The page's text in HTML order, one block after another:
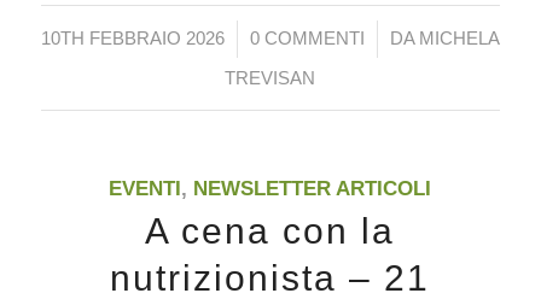
10TH FEBBRAIO 2026
/ 0 COMMENTI
/ DA MICHELA
TREVISAN
EVENTI, NEWSLETTER ARTICOLI
A cena con la
nutrizionista – 21